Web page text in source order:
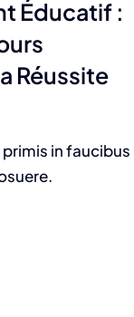
Éducatif :
Réussite
in faucibus